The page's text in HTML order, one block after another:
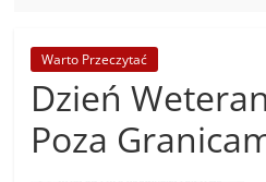
Warto Przeczytać
Dzień
Poza